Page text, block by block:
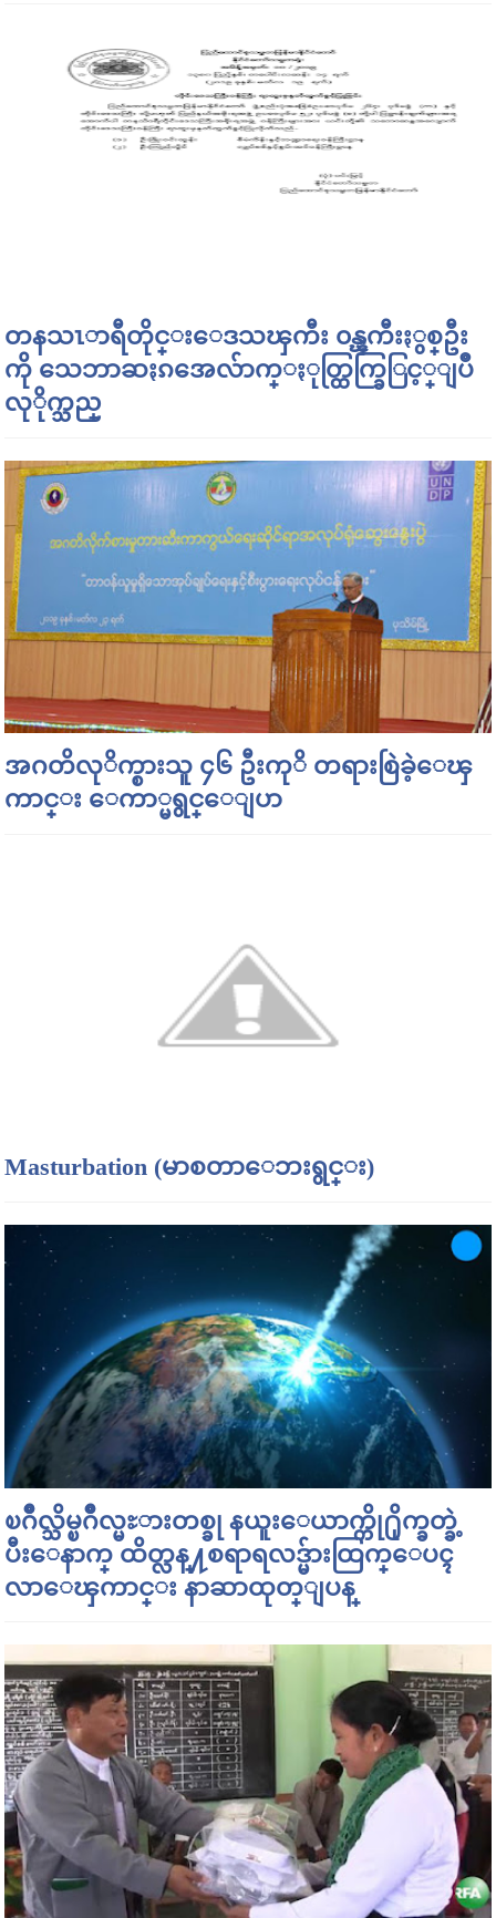
တနသၤာရီတိုင္းေဒသၾကီး ၀န္ၾကီးႏွစ္ဦး
ကို သေဘာဆႏၵအေလ်ာက္ႏုတ္ထြက္ခြြင့္ျပဳ
လုိုက္သည္
အဂတိလုိက္စားသူ ၄၆ ဦးကုိ တရားစြဲခဲ့ေၾ
ကာင္း ေကာ္မရွင္ေျပာ
Masturbation (မာစတာေဘးရွင္း)
ၿဂိဳလ္သိမ္ၿဂိဳလ္မႊားတစ္ခု နယူးေယာက္ကို႐ိုက္ခတ္ခဲ့
ပီးေနာက္ ထိတ္လန္႔စရာရလဒ္မ်ားထြက္ေပၚ
လာေၾကာင္း နာဆာထုတ္ျပန္